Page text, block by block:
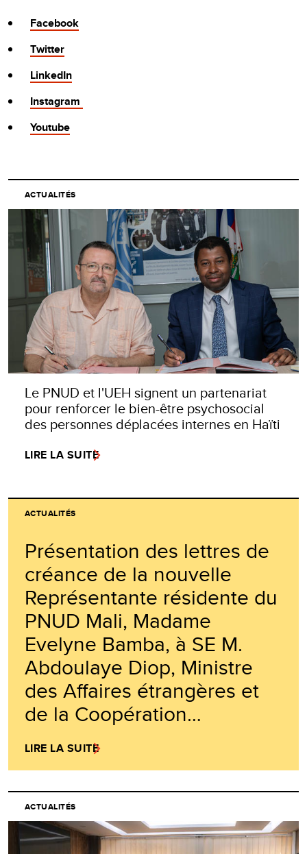
Facebook
Twitter
LinkedIn
Instagram
Youtube
ACTUALITÉS
Le PNUD et l'UEH signent un partenariat
pour renforcer le bien-être psychosocial
des personnes déplacées internes en Haïti
LIRE LA SUITE
ACTUALITÉS
Présentation des lettres de
créance de la nouvelle
Représentante résidente du
PNUD Mali, Madame
Evelyne Bamba, à SE M.
Abdoulaye Diop, Ministre
des Affaires étrangères et
de la Coopération…
LIRE LA SUITE
ACTUALITÉS